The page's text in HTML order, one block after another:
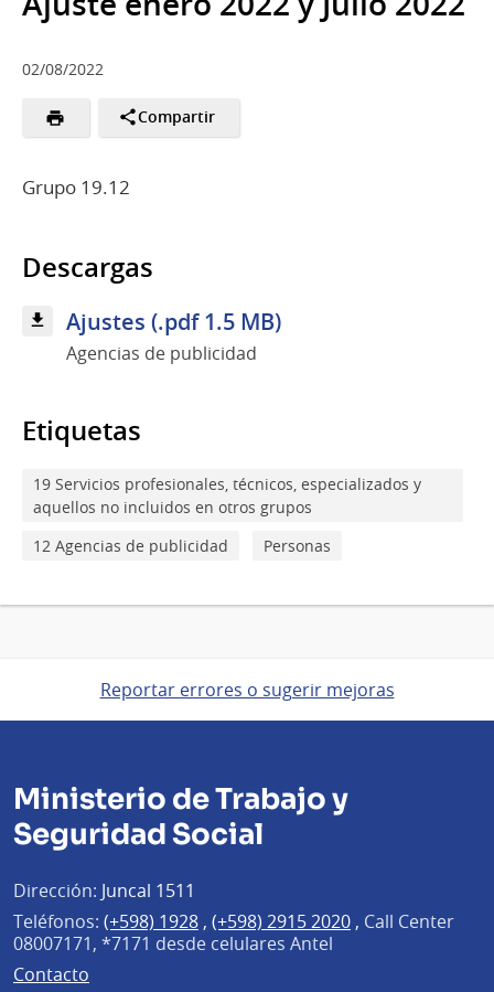
02/08/2022
Compartir
Grupo 19.12
Descargas
Ajustes (.pdf 1.5 MB)
Agencias de publicidad
Etiquetas
19 Servicios profesionales, técnicos, especializados y
aquellos no incluidos en otros grupos
12 Agencias de publicidad
Personas
Reportar errores o sugerir mejoras
Ministerio de Trabajo y
Seguridad Social
Dirección: Juncal 1511
Teléfonos: (+598) 1928 , (+598) 2915 2020 , Call Center
08007171, *7171 desde celulares Antel
Contacto